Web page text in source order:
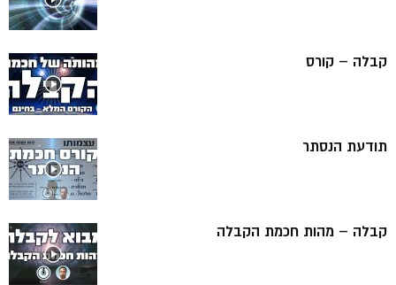
קבלה – קורס
תודעת הנסתר
קבלה – מהות חכמת הקבלה